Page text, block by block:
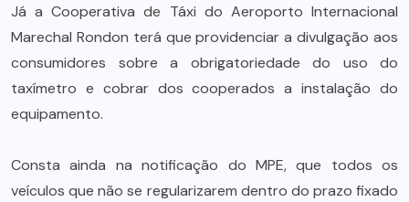
Já a Cooperativa de Táxi do Aeroporto Internacional
Marechal Rondon terá que providenciar a divulgação aos
consumidores sobre a obrigatoriedade do uso do
taxímetro e cobrar dos cooperados a instalação do
equipamento.
Consta ainda na notificação do MPE, que todos os
veículos que não se regularizarem dentro do prazo fixado